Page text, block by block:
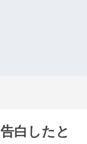
白したと